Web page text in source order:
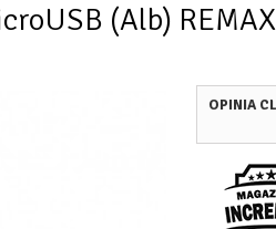
(Alb)
OPINIA